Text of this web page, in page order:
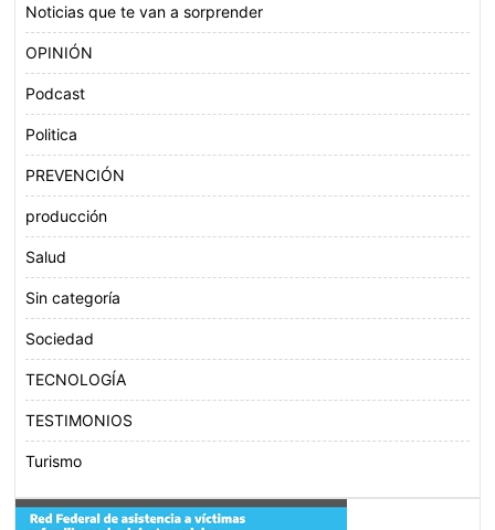
Noticias que te van a sorprender
OPINIÓN
Podcast
Politica
PREVENCIÓN
producción
Salud
Sin categoría
Sociedad
TECNOLOGÍA
TESTIMONIOS
Turismo